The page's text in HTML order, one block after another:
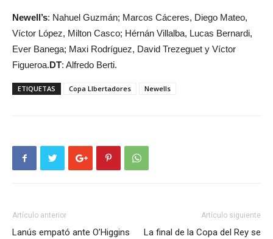
Newell’s: Nahuel Guzmán; Marcos Cáceres, Diego Mateo,
Víctor López, Milton Casco; Hérnán Villalba, Lucas Bernardi,
Ever Banega; Maxi Rodríguez, David Trezeguet y Víctor
Figueroa.DT: Alfredo Berti.
ETIQUETAS Copa LIbertadores Newells
Artículo anterior
Lanús empató ante O’Higgins
Artículo siguiente
La final de la Copa del Rey se